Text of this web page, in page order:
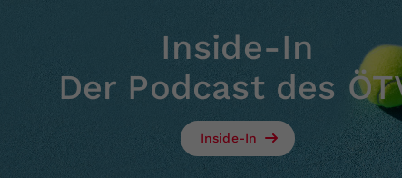
Inside-In
Der Podcast des
Inside-In